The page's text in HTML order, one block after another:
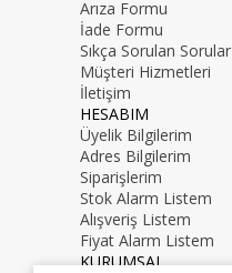
Arıza Formu
İade Formu
Sıkça Sorulan Sorular
Müşteri Hizmetleri
İletişim
HESABIM
Üyelik Bilgilerim
Adres Bilgilerim
Siparişlerim
Stok Alarm Listem
Alışveriş Listem
Fiyat Alarm Listem
KURUMSAL